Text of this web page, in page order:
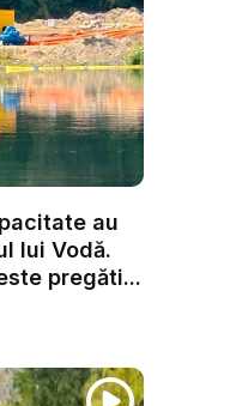
au
lui Vodă.
pregăti...